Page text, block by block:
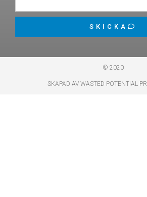
SKICKA
© 2020
SKAPAD AV WASTED POTENTIAL